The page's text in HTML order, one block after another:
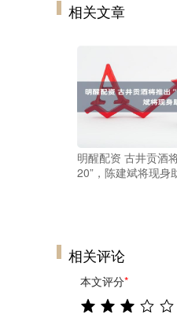
相关文章
明醒配资 古井贡酒
20”，陈建斌将现身
相关评论
本文评分*